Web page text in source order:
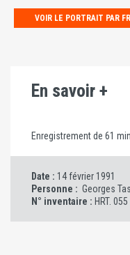
VOIR LE PORTRAIT PAR
En savoir +
Enregistrement de 61
Date : 14 février 1991
Personne : Georges
N° inventaire : HRT. 055